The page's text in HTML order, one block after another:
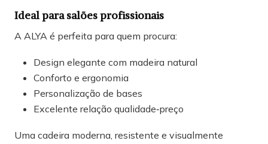
Ideal para salões profissionais
A ALYA é perfeita para quem procura:
Design elegante com madeira natural
Conforto e ergonomia
Personalização de bases
Excelente relação qualidade‑preço
Uma cadeira moderna, resistente e visualmente